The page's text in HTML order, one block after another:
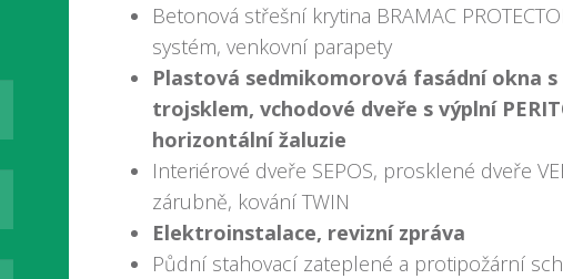
Betonová střešní krytina BRAMAC
systém, venkovní parapety
Plastová sedmikomorová fasádní okna s
trojsklem, vchodové dveře s výplní
horizontální žaluzie
Interiérové dveře SEPOS, prosklené dveře
zárubně, kování TWIN
Elektroinstalace, revizní zpráva
Půdní stahovací zateplené a protipožární